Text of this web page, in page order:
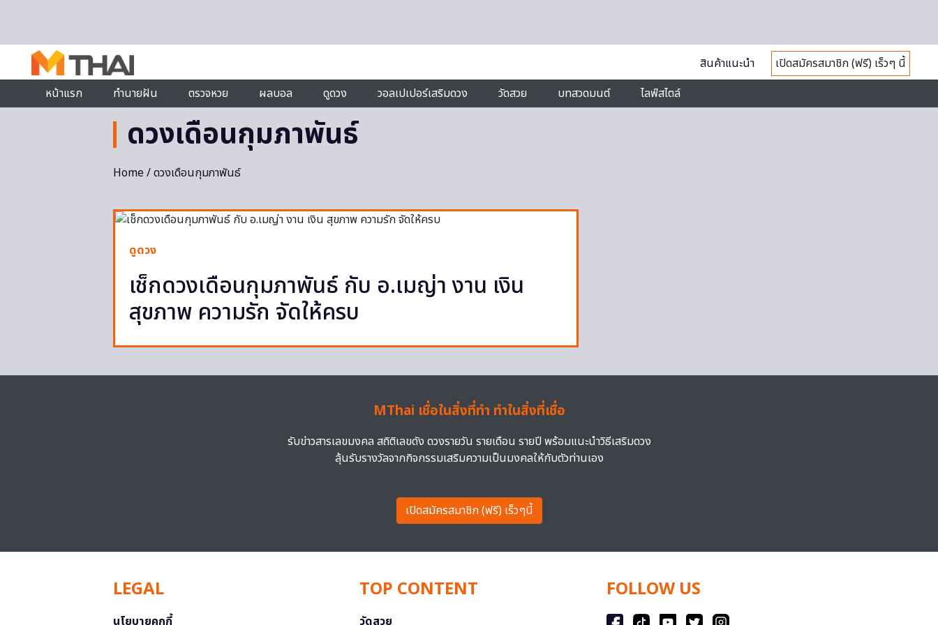
สินค้าแนะนำ
เปิดสมัครสมาชิก (ฟรี) เร็วๆ นี้
หน้าแรก
ทำนายฝัน ตรวจหวย ผลบอล ดูดวง วอลเปเปอร์เสริมดวง วัดสวย บทสวดมนต์ ไลฟ์สไตล์
ดวงเดือนกุมภาพันธ์
Home/ ดวงเดือนกุมภาพันธ์
ดูดวง
เช็กดวงเดือนกุมภาพันธ์ กับ อ.เมญ่า งาน เงิน
สุขภาพ ความรัก จัดให้ครบ
MThai เชื่อในสิ่งที่ทำ ทำในสิ่งที่เชื่อ
รับข่าวสารเลขมงคล สถิติเลขดัง ดวงรายวัน รายเดือน รายปี พร้อมแนะนำวิธีเสริมดวง
ลุ้นรับรางวัลจากกิจกรรมเสริมความเป็นมงคลให้กับตัวท่านเอง
เปิดสมัครสมาชิก (ฟรี) เร็วๆนี้
LEGAL
นโยบายคุกกี้
TOP CONTENT
วัดสวย
FOLLOW US